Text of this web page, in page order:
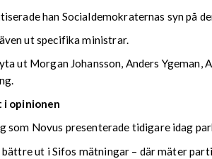
han Socialdemokraternas syn på
ut specifika ministrar.
ut Morgan Johansson, Anders
opinionen
som Novus presenterade tidigare idag
bättre ut i Sifos mätningar – där mäter